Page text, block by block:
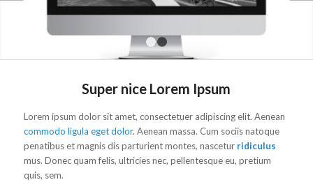
Super nice Lorem Ipsum
Lorem ipsum dolor sit amet, consectetuer adipiscing elit. Aenean
commodo ligula eget dolor. Aenean massa. Cum sociis natoque
penatibus et magnis dis parturient montes, nascetur ridiculus
mus. Donec quam felis, ultricies nec, pellentesque eu, pretium
quis, sem.